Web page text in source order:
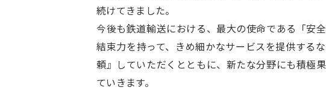
続けてきました。
今後も鉄道輸送における、最大の使命である「安
結束力を持って、きめ細かなサービスを提供する
頼』していただくとともに、新たな分野にも積極
ていきます。